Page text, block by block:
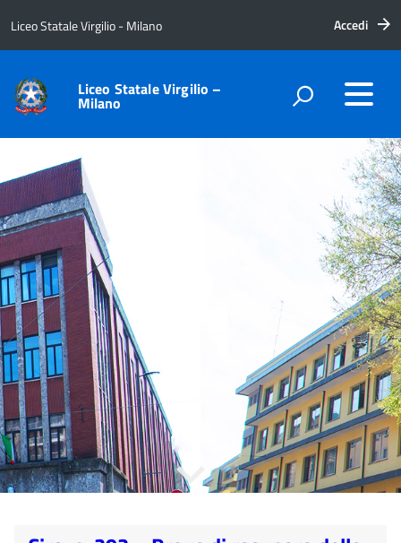
Liceo Statale Virgilio - Milano Accedi
Liceo Statale Virgilio –
Milano